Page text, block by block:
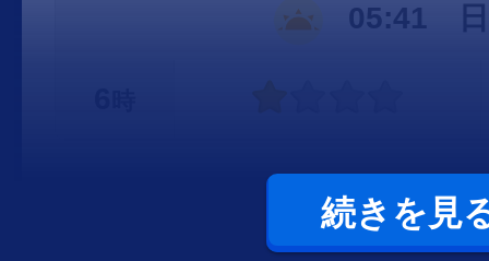
05:41 日
続きを見